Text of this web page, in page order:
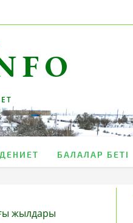
БАЛАЛАР БЕТІ
жылдары